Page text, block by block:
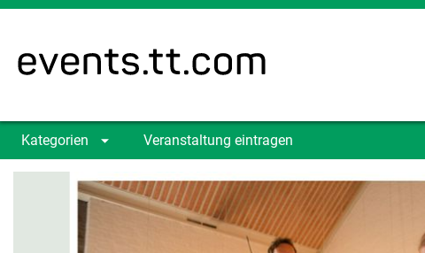
Kategorien Veranstaltung eintragen